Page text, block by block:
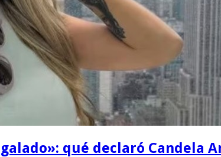
qué declaró Candela